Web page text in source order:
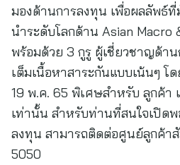
มองด้านการลงทุน เพื่อผลลัพธ์
นำระดับโลกด้าน Asian Macro
พร้อมด้วย 3 กูรู ผู้เชี่ยวชาญด้า
เต็มเนื้อหาสาระกันแบบเน้นๆ โ
19 พ.ค. 65 พิเศษสำหรับ ลูกค้า
เท่านั้น สำหรับท่านที่สนใจเปิดพ
ลงทุน สามารถติดต่อศูนย์ลูกค้า
5050